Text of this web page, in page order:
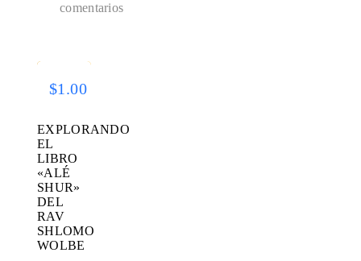
comentarios
SALE
$22.00
$1.00
EXPLORANDO
EL
LIBRO
«ALÉ
SHUR»
DEL
RAV
SHLOMO
WOLBE